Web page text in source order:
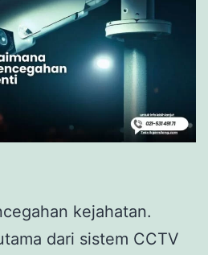
kejahatan.
dari sistem CCTV